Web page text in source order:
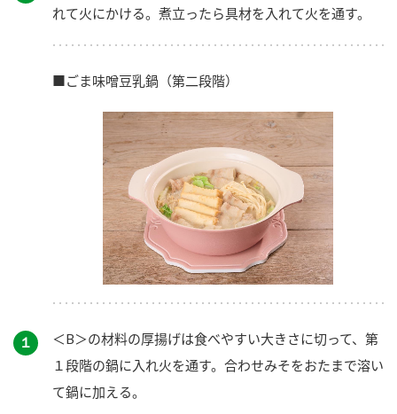
れて火にかける。煮立ったら具材を入れて火を通す。
■ごま味噌豆乳鍋（第二段階）
１
＜B＞の材料の厚揚げは食べやすい大きさに切って、第
１段階の鍋に入れ火を通す。合わせみそをおたまで溶い
て鍋に加える。